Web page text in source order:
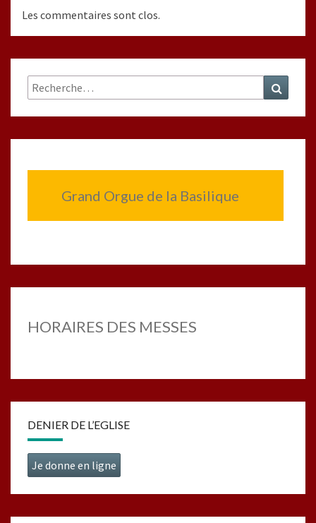
Les commentaires sont clos.
Rechercher :
Grand Orgue de la Basilique
HORAIRES DES MESSES
DENIER DE L’EGLISE
Je donne en ligne